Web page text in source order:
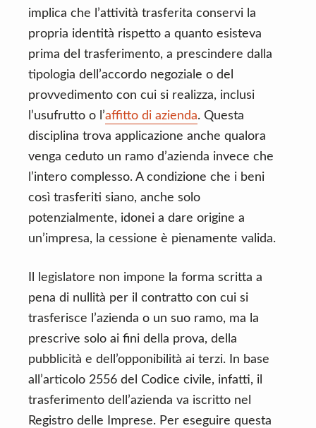
implica che l’attività trasferita conservi la
propria identità rispetto a quanto esisteva
prima del trasferimento, a prescindere dalla
tipologia dell’accordo negoziale o del
provvedimento con cui si realizza, inclusi
l’usufrutto o l’affitto di azienda. Questa
disciplina trova applicazione anche qualora
venga ceduto un ramo d’azienda invece che
l’intero complesso. A condizione che i beni
così trasferiti siano, anche solo
potenzialmente, idonei a dare origine a
un’impresa, la cessione è pienamente valida.
Il legislatore non impone la forma scritta a
pena di nullità per il contratto con cui si
trasferisce l’azienda o un suo ramo, ma la
prescrive solo ai fini della prova, della
pubblicità e dell’opponibilità ai terzi. In base
all’articolo 2556 del Codice civile, infatti, il
trasferimento dell’azienda va iscritto nel
Registro delle Imprese. Per eseguire questa